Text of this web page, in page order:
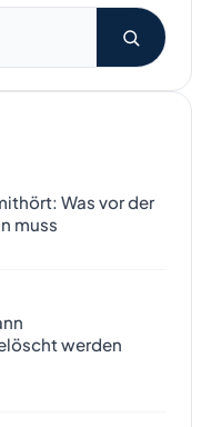
Was vor der
muss
werden